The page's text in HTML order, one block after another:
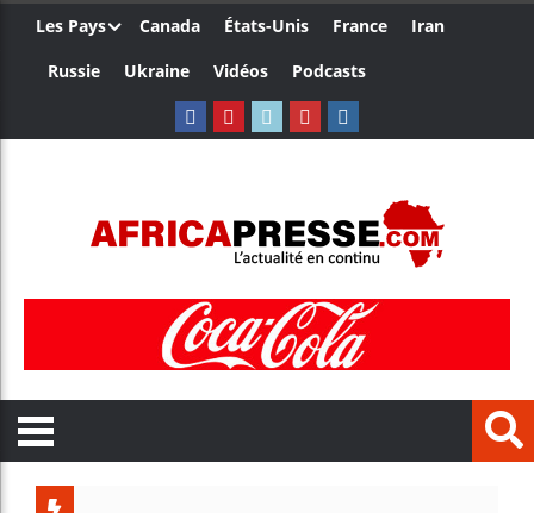
Les Pays Canada États-Unis France
Iran
Russie
Ukraine Vidéos Podcasts